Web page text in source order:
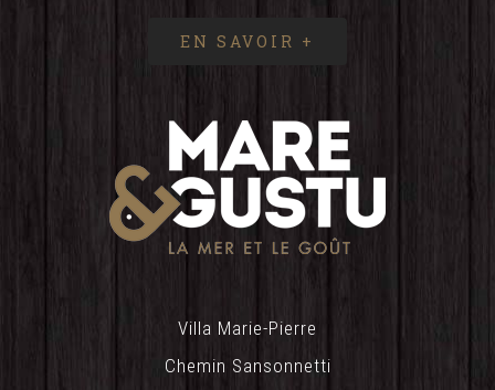
EN SAVOIR +
Villa Marie-Pierre
Chemin Sansonnetti